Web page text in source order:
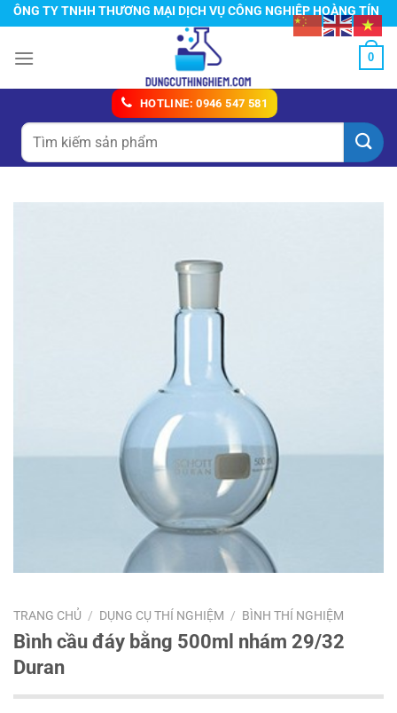
Chuyển
đến
nội
TY TNHH THƯƠNG MẠI DỊCH VỤ CÔNG NGHIỆP HOÀNG TÍN
0
HOTLINE: 0946 547 581
Tìm
kiếm:
TRANG CHỦ / DỤNG CỤ THÍ NGHIỆM / BÌNH THÍ NGHIỆM
Bình cầu đáy bằng 500ml nhám 29/32
Duran